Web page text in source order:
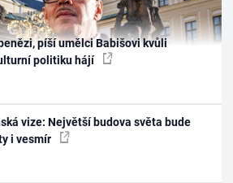
píší umělci Babišovi kvůli
politiku hájí
vize: Největší budova světa bude
i vesmír